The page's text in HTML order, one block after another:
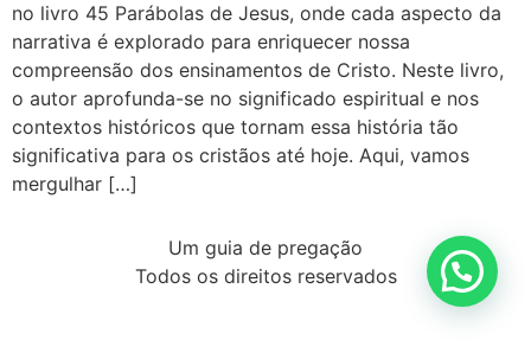
no livro 45 Parábolas de Jesus, onde cada aspecto da
narrativa é explorado para enriquecer nossa
compreensão dos ensinamentos de Cristo. Neste livro,
o autor aprofunda-se no significado espiritual e nos
contextos históricos que tornam essa história tão
significativa para os cristãos até hoje. Aqui, vamos
mergulhar […]
Um guia de pregação
Todos os direitos reservados